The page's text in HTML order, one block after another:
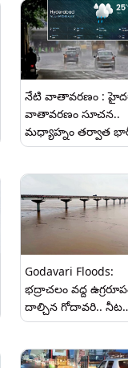
నేటి వాతావరణం :
వాతావరణం సూచన..
మధ్యాహ్నం తర్వాత
వర్షాలు కురిసే అవకాశం
Godavari Floods:
భద్రాచలం వద్ద
దాల్చిన గోదావరి.. నీట
మునిగిన పర్ణశాల ..
అడుగులు దాటిన